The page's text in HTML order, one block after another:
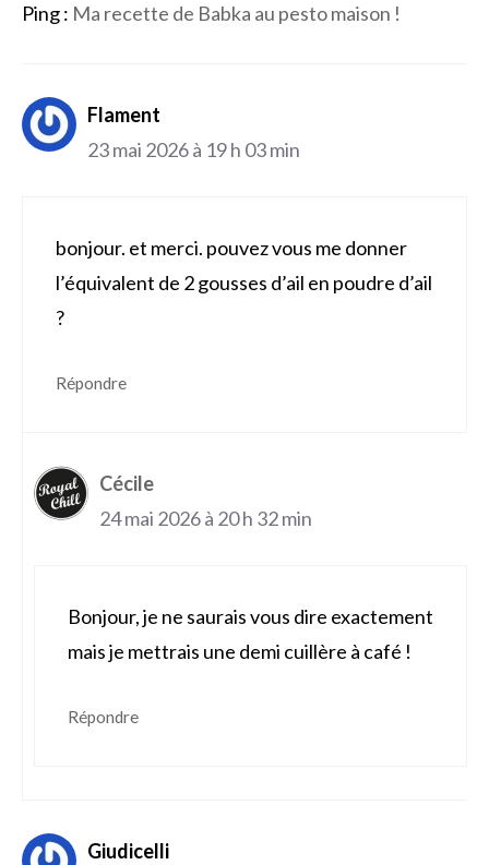
Ping : Ma recette de Babka au pesto maison !
Flament
23 mai 2026 à 19 h 03 min
bonjour. et merci. pouvez vous me donner
l’équivalent de 2 gousses d’ail en poudre d’ail
?
Répondre
Cécile
24 mai 2026 à 20 h 32 min
Bonjour, je ne saurais vous dire exactement
mais je mettrais une demi cuillère à café !
Répondre
Giudicelli